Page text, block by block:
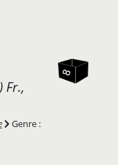
Fr.,
Genre :